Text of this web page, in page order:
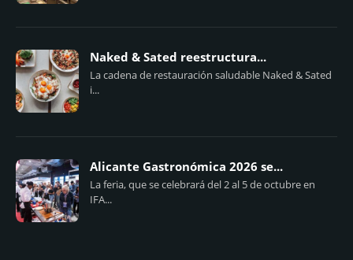
Naked & Sated reestructura...
La cadena de restauración saludable Naked & Sated
i...
Alicante Gastronómica 2026 se...
La feria, que se celebrará del 2 al 5 de octubre en
IFA...